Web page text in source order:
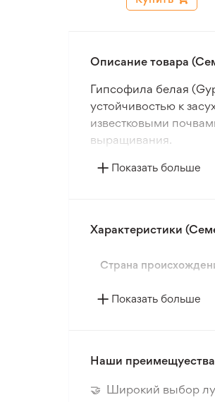
Описание товара
Гипсофила белая
устойчивостью к
известковыми
выращивания.
Семена высеваются
Гипсофила белая
композиций.
Показать больше
Характеристики
Страна
Показать больше
Наши преимещуества
🤝 Широкий выбор